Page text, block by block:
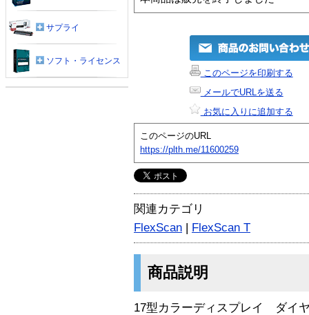
このページを印刷する
メールでURLを送る
お気に入りに追加する
このページのURL
https://plth.me/11600259
関連カテゴリ
FlexScan | FlexScan T
商品説明
17型カラーディスプレイ ダイ
サプライ
ソフト・ライセンス